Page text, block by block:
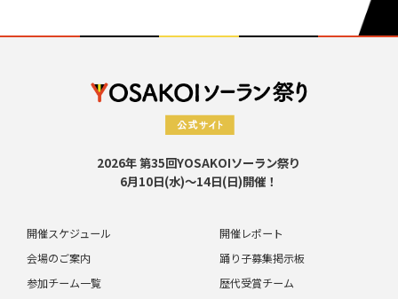
2026年 第35回YOSAKOIソーラン祭り
6月10日(水)～14日(日)開催！
開催スケジュール
会場のご案内
参加チーム一覧
開催レポート
踊り子募集掲示板
歴代受賞チーム